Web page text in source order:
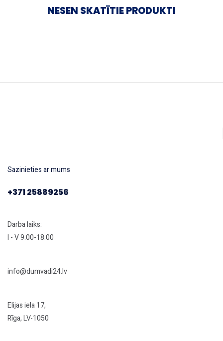
NESEN SKATĪTIE PRODUKTI
Sazinieties ar mums
+371 25889256
Darba laiks:
I - V 9:00-18:00
info@dumvadi24.lv
Elijas iela 17,
Rīga, LV-1050